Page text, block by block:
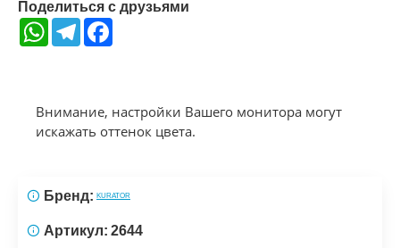
Поделиться с друзьями
WhatsAppTelegram
Внимание, настройки Вашего монитора могут
искажать оттенок цвета.
Бренд: KURATOR
Артикул: 2644